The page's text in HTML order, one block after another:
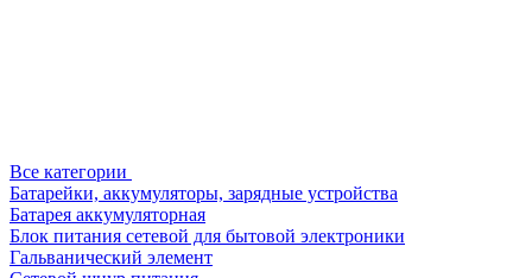
Все категории
Батарейки, аккумуляторы, зарядные устройства
Батарея аккумуляторная
Блок питания сетевой для бытовой электроники
Гальванический элемент